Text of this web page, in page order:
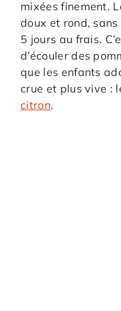
mixées finement.
doux et rond,
5 jours au frais.
d’écouler des
que les enfants
crue et plus vive :
citron.